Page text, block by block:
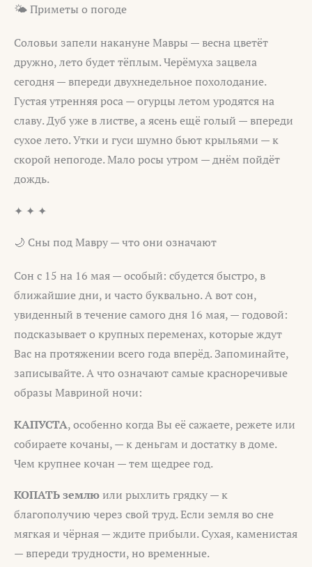
🌤️ Приметы о погоде
Соловьи запели накануне Мавры — весна цветёт
дружно, лето будет тёплым. Черёмуха зацвела
сегодня — впереди двухнедельное похолодание.
Густая утренняя роса — огурцы летом уродятся на
славу. Дуб уже в листве, а ясень ещё голый — впереди
сухое лето. Утки и гуси шумно бьют крыльями — к
скорой непогоде. Мало росы утром — днём пойдёт
дождь.
✦ ✦ ✦
🌙 Сны под Мавру — что они означают
Сон с 15 на 16 мая — особый: сбудется быстро, в
ближайшие дни, и часто буквально. А вот сон,
увиденный в течение самого дня 16 мая, — годовой:
подсказывает о крупных переменах, которые ждут
Вас на протяжении всего года вперёд. Запоминайте,
записывайте. А что означают самые красноречивые
образы Мавриной ночи:
КАПУСТА, особенно когда Вы её сажаете, режете или
собираете кочаны, — к деньгам и достатку в доме.
Чем крупнее кочан — тем щедрее год.
КОПАТЬ землю или рыхлить грядку — к
благополучию через свой труд. Если земля во сне
мягкая и чёрная — ждите прибыли. Сухая, каменистая
— впереди трудности, но временные.